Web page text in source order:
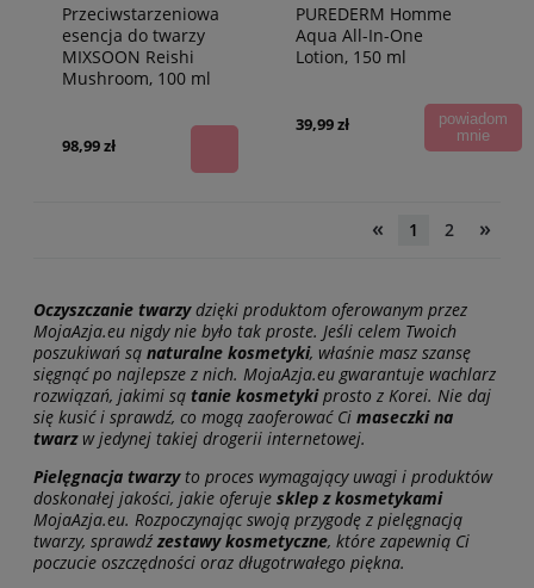
Przeciwstarzeniowa
esencja do twarzy
MIXSOON Reishi
Mushroom, 100 ml
98,99 zł
PUREDERM Homme
Aqua All-In-One
Lotion, 150 ml
39,99 zł
powiadom
mnie
« 1 2 »
Oczyszczanie twarzydzięki produktom oferowanym przez
MojaAzja.eu nigdy nie było tak proste. Jeśli celem Twoich
poszukiwań są naturalne kosmetyki, właśnie masz szansę
sięgnąć po najlepsze z nich. MojaAzja.eu gwarantuje wachlarz
rozwiązań, jakimi są tanie kosmetykiprosto z Korei. Nie daj
się kusić i sprawdź, co mogą zaoferować Ci maseczki na
twarz w jedynej takiej drogerii internetowej.
Pielęgnacja twarzy to proces wymagający uwagi i produktów
doskonałej jakości, jakie oferuje sklep z kosmetykami
MojaAzja.eu. Rozpoczynając swoją przygodę z pielęgnacją
twarzy, sprawdźzestawy kosmetyczne, które zapewnią Ci
poczucie oszczędności oraz długotrwałego piękna.